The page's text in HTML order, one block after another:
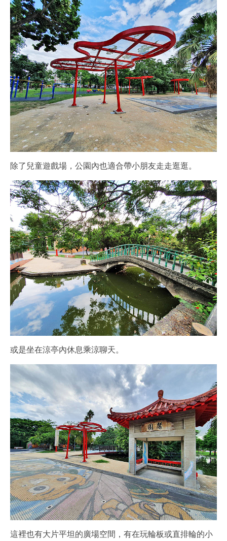
除了兒童遊戲場，公園內也適合帶小朋友走走逛逛。
或是坐在涼亭內休息乘涼聊天。
這裡也有大片平坦的廣場空間，有在玩輪板或直排輪的小